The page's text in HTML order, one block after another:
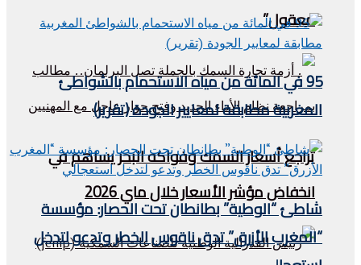
معقول”
تراجع أسعار السمك وفواكه البحر يساهم في
انخفاض مؤشر الأسعار خلال ماي 2026
95 في المائة من مياه الاستحمام بالشواطئ
المغربية مطابقة لمعايير الجودة (تقرير)
شاطئ “الوطية” بطانطان تحت الحصار: مؤسسة
“المغرب الأزرق” تدق ناقوس الخطر وتدعو لتدخل